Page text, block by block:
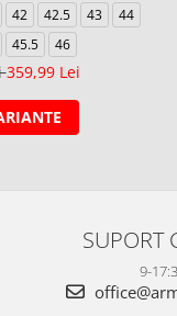
42 42.5 43
44
45.5 46
359,99 Lei
SUPORT
9-